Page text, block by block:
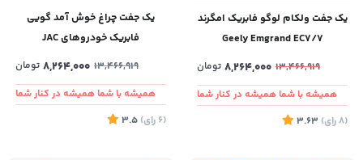
یک جفت ولکام لوگو فابریک امگرند
Geely Emgrand EC7/7
13,466,919
8,264,000 تومان
همیشه با شما همیشه در کنار شما
(8 رای)
3.63
یک جفت چراغ خوش آمد گویی
فابریک خودروهای JAC
13,466,919
8,264,000 تومان
همیشه با شما همیشه در کنار شما
(6 رای)
3.5